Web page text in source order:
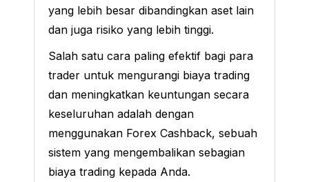
yang lebih besar dibandingkan aset lain
dan juga risiko yang lebih tinggi.
Salah satu cara paling efektif bagi para
trader untuk mengurangi biaya trading
dan meningkatkan keuntungan secara
keseluruhan adalah dengan
menggunakan Forex Cashback, sebuah
sistem yang mengembalikan sebagian
biaya trading kepada Anda.